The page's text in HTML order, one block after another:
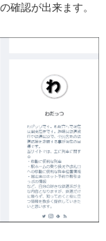
確認が出来ます。